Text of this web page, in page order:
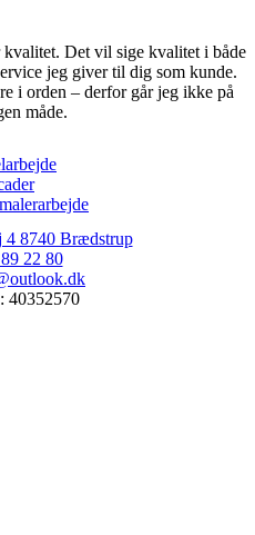
Det vil sige kvalitet i både
jeg giver til dig som kunde.
i orden – derfor går jeg ikke på
måde.
4 8740 Brædstrup
22 80
40352570